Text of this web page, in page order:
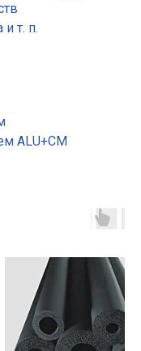
т. п.
ALU+CM